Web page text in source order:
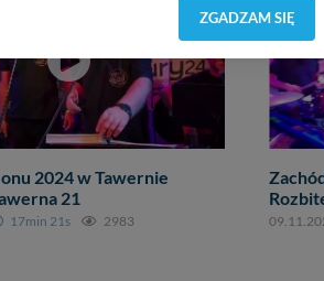
2024 w Tawernie
21
17min 21s 2983
gdy przekazanie Twoich danych jest
serwisu w Regulaminie Serwisu
danych jest: Agencja Reklamowa Kreacja
z nami skontaktować się za pośrednictwem
zażądać dostępu do swoich danych,
jednak, że nie zawsze jest możliwe
plikach cookies. Twoja przeglądarka
ZGADZAM SIĘ